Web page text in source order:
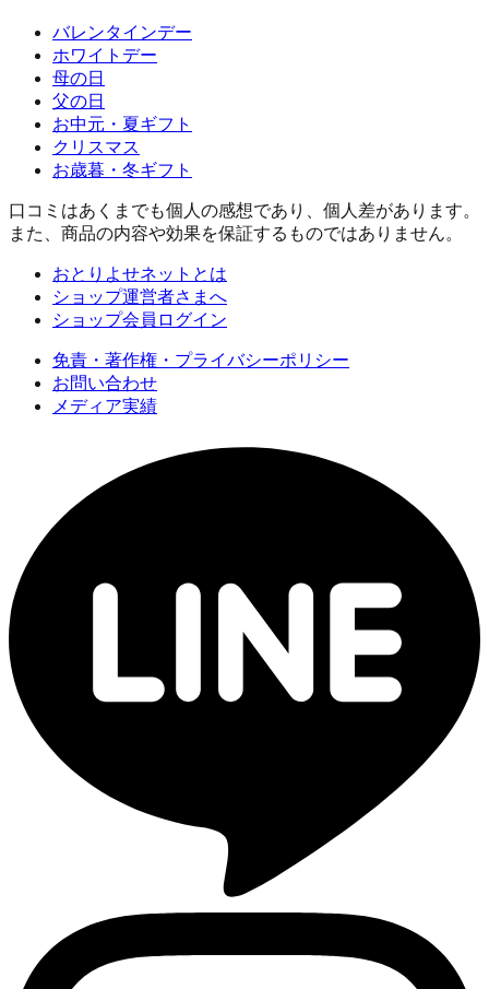
バレンタインデー
ホワイトデー
母の日
父の日
お中元・夏ギフト
クリスマス
お歳暮・冬ギフト
口コミはあくまでも個人の感想であり、個人差があります。
また、商品の内容や効果を保証するものではありません。
おとりよせネットとは
ショップ運営者さまへ
ショップ会員ログイン
免責・著作権・プライバシーポリシー
お問い合わせ
メディア実績